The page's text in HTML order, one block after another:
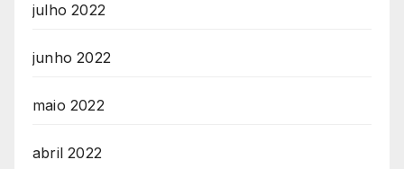
julho 2022
junho 2022
maio 2022
abril 2022